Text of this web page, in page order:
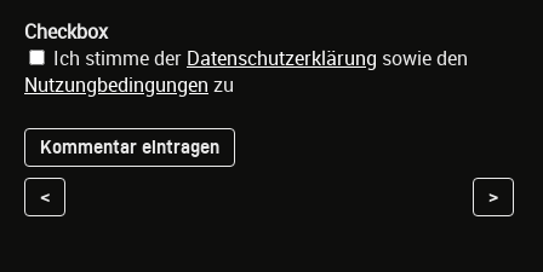
Checkbox
Ich stimme der Datenschutzerklärung sowie den
Nutzungbedingungen zu
< >